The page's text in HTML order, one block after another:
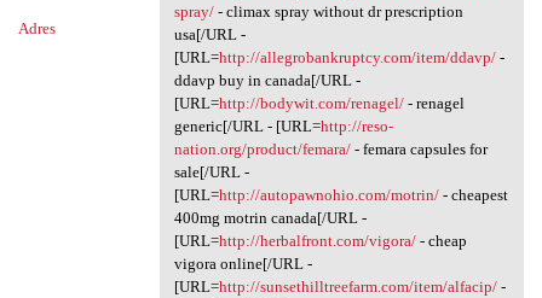
Adres
spray/- climax spray without dr prescription
usa[/URL -
[URL=http://allegrobankruptcy.com/item/ddavp/-
ddavp buy in canada[/URL -
[URL=http://bodywit.com/renagel/- renagel
generic[/URL - [URL=http://reso-
nation.org/product/femara/- femara capsules for
sale[/URL -
[URL=http://autopawnohio.com/motrin/- cheapest
400mg motrin canada[/URL -
[URL=http://herbalfront.com/vigora/- cheap
vigora online[/URL -
[URL=http://sunsethilltreefarm.com/item/alfacip/-